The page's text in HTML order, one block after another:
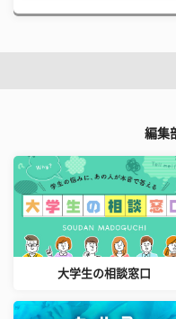
編集
大学生の相談窓口